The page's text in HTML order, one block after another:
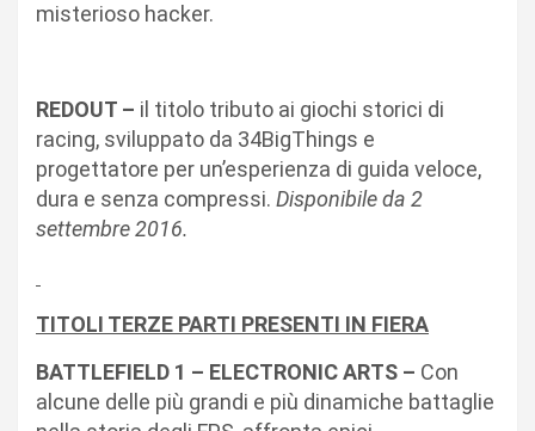
misterioso hacker.
REDOUT – il titolo tributo ai giochi storici di
racing, sviluppato da 34BigThings e
progettatore per un’esperienza di guida veloce,
dura e senza compressi. Disponibile da 2
settembre 2016.
TITOLI TERZE PARTI PRESENTI IN FIERA
BATTLEFIELD 1 – ELECTRONIC ARTS – Con
alcune delle più grandi e più dinamiche battaglie